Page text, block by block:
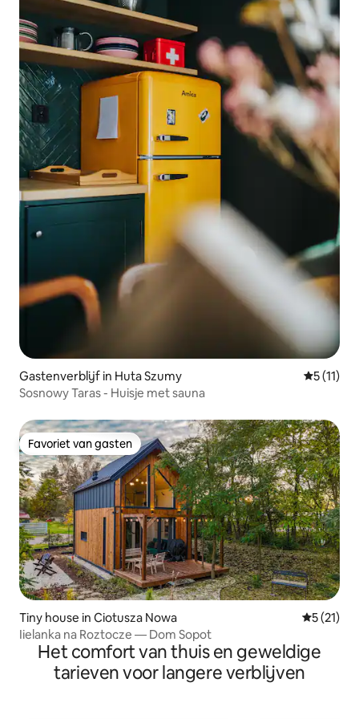
Gastenverblijf in Huta Szumy
5 (11)
Sosnowy Taras - Huisje met sauna
Favoriet van gasten
Favoriet van gasten
Tiny house in Ciotusza Nowa
5 (21)
Iielanka na Roztocze — Dom Sopot
Het comfort van thuis en geweldige
tarieven voor langere verblijven